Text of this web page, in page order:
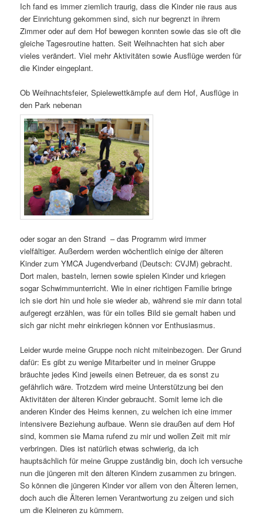
Ich fand es immer ziemlich traurig, dass die Kinder nie raus aus
der Einrichtung gekommen sind, sich nur begrenzt in ihrem
Zimmer oder auf dem Hof bewegen konnten sowie das sie oft die
gleiche Tagesroutine hatten. Seit Weihnachten hat sich aber
vieles verändert. Viel mehr Aktivitäten sowie Ausflüge werden für
die Kinder eingeplant.
Ob Weihnachtsfeier, Spielewettkämpfe auf dem Hof, Ausflüge in
den Park nebenan
oder sogar an den Strand – das Programm wird immer
vielfältiger. Außerdem werden wöchentlich einige der älteren
Kinder zum YMCA Jugendverband (Deutsch: CVJM) gebracht.
Dort malen, basteln, lernen sowie spielen Kinder und kriegen
sogar Schwimmunterricht. Wie in einer richtigen Familie bringe
ich sie dort hin und hole sie wieder ab, während sie mir dann total
aufgeregt erzählen, was für ein tolles Bild sie gemalt haben und
sich gar nicht mehr einkriegen können vor Enthusiasmus.
Leider wurde meine Gruppe noch nicht miteinbezogen. Der Grund
dafür: Es gibt zu wenige Mitarbeiter und in meiner Gruppe
bräuchte jedes Kind jeweils einen Betreuer, da es sonst zu
gefährlich wäre. Trotzdem wird meine Unterstützung bei den
Aktivitäten der älteren Kinder gebraucht. Somit lerne ich die
anderen Kinder des Heims kennen, zu welchen ich eine immer
intensivere Beziehung aufbaue. Wenn sie draußen auf dem Hof
sind, kommen sie Mama rufend zu mir und wollen Zeit mit mir
verbringen. Dies ist natürlich etwas schwierig, da ich
hauptsächlich für meine Gruppe zuständig bin, doch ich versuche
nun die jüngeren mit den älteren Kindern zusammen zu bringen.
So können die jüngeren Kinder vor allem von den Älteren lernen,
doch auch die Älteren lernen Verantwortung zu zeigen und sich
um die Kleineren zu kümmern.